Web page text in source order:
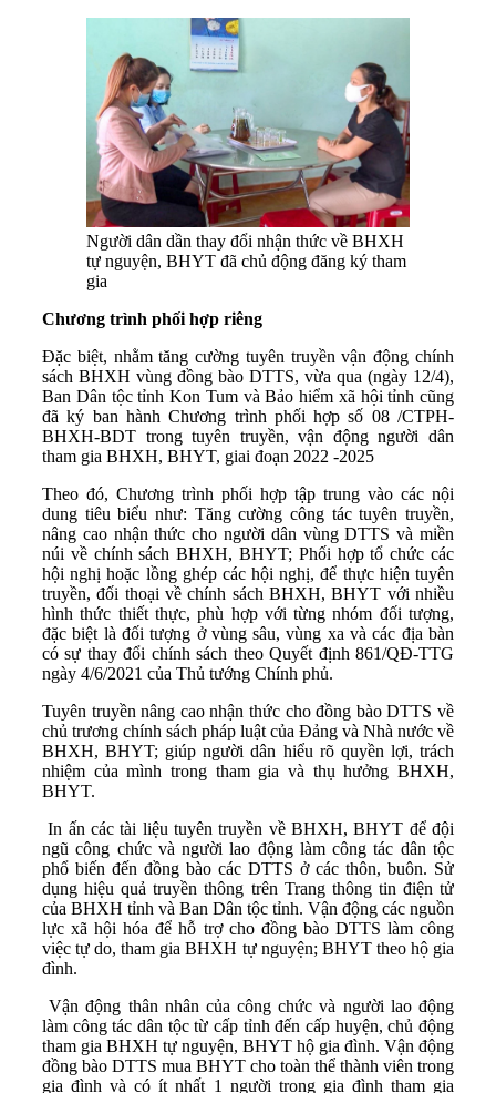
Người dân dần thay đổi nhận thức về BHXH
tự nguyện, BHYT đã chủ động đăng ký tham
gia
Chương trình phối hợp riêng
Đặc biệt, nhằm tăng cường tuyên truyền vận động chính
sách BHXH vùng đồng bào DTTS, vừa qua (ngày 12/4),
Ban Dân tộc tỉnh Kon Tum và Bảo hiểm xã hội tỉnh cũng
đã ký ban hành Chương trình phối hợp số 08 /CTPH-
BHXH-BDT trong tuyên truyền, vận động người dân
tham gia BHXH, BHYT, giai đoạn 2022 -2025
Theo đó, Chương trình phối hợp tập trung vào các nội
dung tiêu biểu như: Tăng cường công tác tuyên truyền,
nâng cao nhận thức cho người dân vùng DTTS và miền
núi về chính sách BHXH, BHYT; Phối hợp tổ chức các
hội nghị hoặc lồng ghép các hội nghị, để thực hiện tuyên
truyền, đối thoại về chính sách BHXH, BHYT với nhiều
hình thức thiết thực, phù hợp với từng nhóm đối tượng,
đặc biệt là đối tượng ở vùng sâu, vùng xa và các địa bàn
có sự thay đổi chính sách theo Quyết định 861/QĐ-TTG
ngày 4/6/2021 của Thủ tướng Chính phủ.
Tuyên truyền nâng cao nhận thức cho đồng bào DTTS về
chủ trương chính sách pháp luật của Đảng và Nhà nước về
BHXH, BHYT; giúp người dân hiểu rõ quyền lợi, trách
nhiệm của mình trong tham gia và thụ hưởng BHXH,
BHYT.
In ấn các tài liệu tuyên truyền về BHXH, BHYT để đội
ngũ công chức và người lao động làm công tác dân tộc
phổ biến đến đồng bào các DTTS ở các thôn, buôn. Sử
dụng hiệu quả truyền thông trên Trang thông tin điện tử
của BHXH tỉnh và Ban Dân tộc tỉnh. Vận động các nguồn
lực xã hội hóa để hỗ trợ cho đồng bào DTTS làm công
việc tự do, tham gia BHXH tự nguyện; BHYT theo hộ gia
đình.
Vận động thân nhân của công chức và người lao động
làm công tác dân tộc từ cấp tỉnh đến cấp huyện, chủ động
tham gia BHXH tự nguyện, BHYT hộ gia đình. Vận động
đồng bào DTTS mua BHYT cho toàn thể thành viên trong
gia đình và có ít nhất 1 người trong gia đình tham gia